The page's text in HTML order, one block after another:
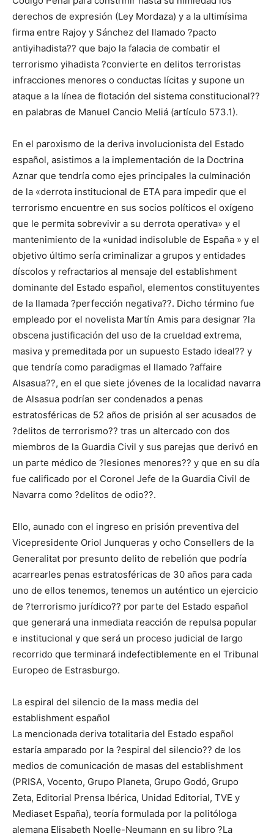
derechos de expresión (Ley Mordaza) y a la ultimísima
firma entre Rajoy y Sánchez del llamado ?pacto
antiyihadista?? que bajo la falacia de combatir el
terrorismo yihadista ?convierte en delitos terroristas
infracciones menores o conductas lícitas y supone un
ataque a la línea de flotación del sistema constitucional??
en palabras de Manuel Cancio Meliá (artículo 573.1).
En el paroxismo de la deriva involucionista del Estado
español, asistimos a la implementación de la Doctrina
Aznar que tendría como ejes principales la culminación
de la «derrota institucional de ETA para impedir que el
terrorismo encuentre en sus socios políticos el oxígeno
que le permita sobrevivir a su derrota operativa» y el
mantenimiento de la «unidad indisoluble de España » y el
objetivo último sería criminalizar a grupos y entidades
díscolos y refractarios al mensaje del establishment
dominante del Estado español, elementos constituyentes
de la llamada ?perfección negativa??. Dicho término fue
empleado por el novelista Martín Amis para designar ?la
obscena justificación del uso de la crueldad extrema,
masiva y premeditada por un supuesto Estado ideal?? y
que tendría como paradigmas el llamado ?affaire
Alsasua??, en el que siete jóvenes de la localidad navarra
de Alsasua podrían ser condenados a penas
estratosféricas de 52 años de prisión al ser acusados de
?delitos de terrorismo?? tras un altercado con dos
miembros de la Guardia Civil y sus parejas que derivó en
un parte médico de ?lesiones menores?? y que en su día
fue calificado por el Coronel Jefe de la Guardia Civil de
Navarra como ?delitos de odio??.
Ello, aunado con el ingreso en prisión preventiva del
Vicepresidente Oriol Junqueras y ocho Consellers de la
Generalitat por presunto delito de rebelión que podría
acarrearles penas estratosféricas de 30 años para cada
uno de ellos tenemos, tenemos un auténtico un ejercicio
de ?terrorismo jurídico?? por parte del Estado español
que generará una inmediata reacción de repulsa popular
e institucional y que será un proceso judicial de largo
recorrido que terminará indefectiblemente en el Tribunal
Europeo de Estrasburgo.
La espiral del silencio de la mass media del
establishment español
La mencionada deriva totalitaria del Estado español
estaría amparado por la ?espiral del silencio?? de los
medios de comunicación de masas del establishment
(PRISA, Vocento, Grupo Planeta, Grupo Godó, Grupo
Zeta, Editorial Prensa Ibérica, Unidad Editorial, TVE y
Mediaset España), teoría formulada por la politóloga
alemana Elisabeth Noelle-Neumann en su libro ?La